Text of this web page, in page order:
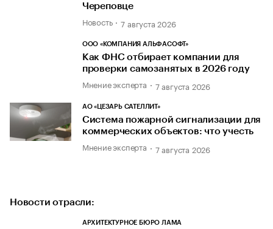
Череповце
Новость 7 августа 2026
ООО «КОМПАНИЯ АЛЬФАСОФТ»
Как ФНС отбирает компании для
проверки самозанятых в 2026 году
Мнение эксперта 7 августа 2026
АО «ЦЕЗАРЬ САТЕЛЛИТ»
Система пожарной сигнализации для
коммерческих объектов: что учесть
Мнение эксперта 7 августа 2026
Новости отрасли:
АРХИТЕКТУРНОЕ БЮРО ЛАМА